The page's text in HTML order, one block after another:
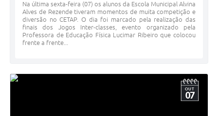
Na última sexta-feira (07) os alunos da Escola Municipal Alvina
Alves de Rezende tiveram momentos de muita competição e
diversão no CETAP. O dia foi marcado pela realização das
finais dos Jogos Inter-classes, evento organizado pela
Professora de Educação Física Lucimar Ribeiro que colocou
frente a frente...
OUT
07